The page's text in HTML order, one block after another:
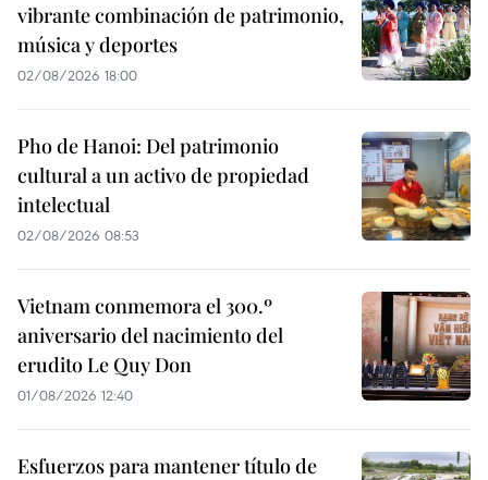
vibrante combinación de patrimonio,
música y deportes
02/08/2026 18:00
Pho de Hanoi: Del patrimonio
cultural a un activo de propiedad
intelectual
02/08/2026 08:53
Vietnam conmemora el 300.º
aniversario del nacimiento del
erudito Le Quy Don
01/08/2026 12:40
Esfuerzos para mantener título de